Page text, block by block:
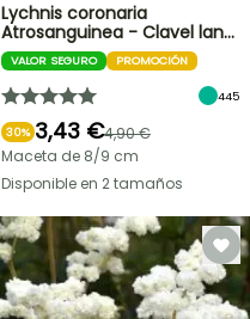
Lychnis coronaria
Atrosanguinea - Clavel lan…
VALOR SEGURO PROMOCIÓN
445
30% 3,43 €4,90 €
Maceta de 8/9 cm
Disponible en 2 tamaños